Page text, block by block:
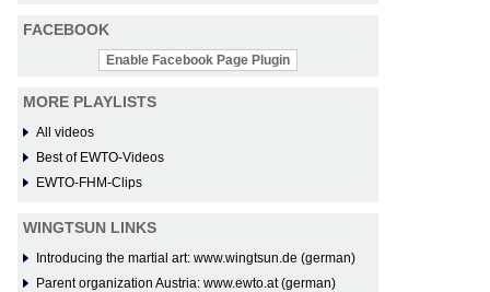
FACEBOOK
Enable Facebook Page Plugin
MORE PLAYLISTS
All videos
Best of EWTO-Videos
EWTO-FHM-Clips
WINGTSUN LINKS
Introducing the martial art: www.wingtsun.de (german)
Parent organization Austria: www.ewto.at (german)